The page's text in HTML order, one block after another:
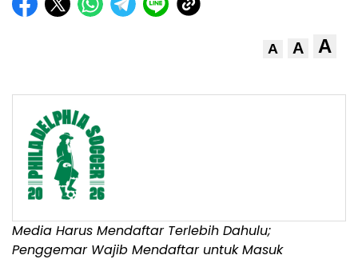
A A A
Media Harus Mendaftar Terlebih Dahulu;
Penggemar Wajib Mendaftar untuk Masuk